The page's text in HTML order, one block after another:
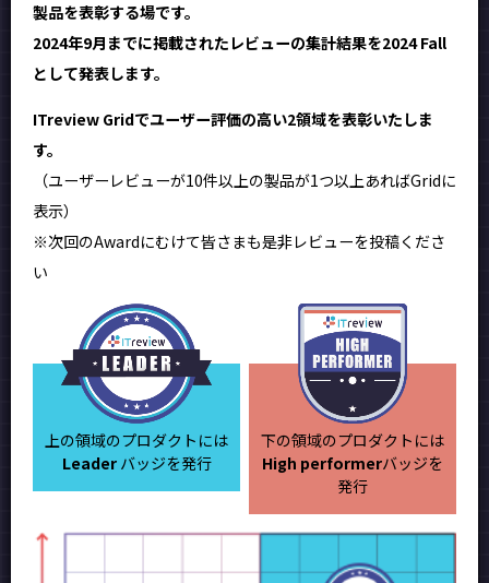
製品を表彰する場です。
2024年9月までに掲載されたレビューの集計結果を2024 Fall
として発表します。
ITreview Gridでユーザー評価の高い2領域を表彰いたしま
す。
（ユーザーレビューが10件以上の製品が1つ以上あればGridに
表示）
※次回のAwardにむけて皆さまも是非レビューを投稿くださ
い
上の領域のプロダクトには
Leaderバッジを発行
下の領域のプロダクトには
High performerバッジを
発行